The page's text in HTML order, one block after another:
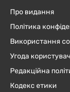
Про видання
Політика
Використання
Угода
Редакційна
Кодекс етики